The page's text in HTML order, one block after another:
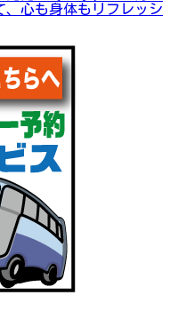
心も身体もリフレッシ